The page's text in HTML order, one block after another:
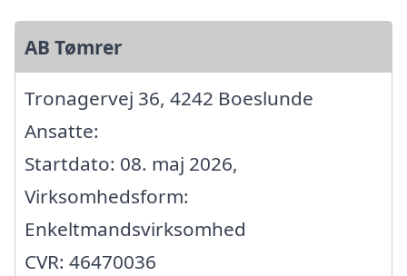
AB Tømrer
Tronagervej 36, 4242 Boeslunde
Ansatte:
Startdato: 08. maj 2026,
Virksomhedsform:
Enkeltmandsvirksomhed
CVR: 46470036